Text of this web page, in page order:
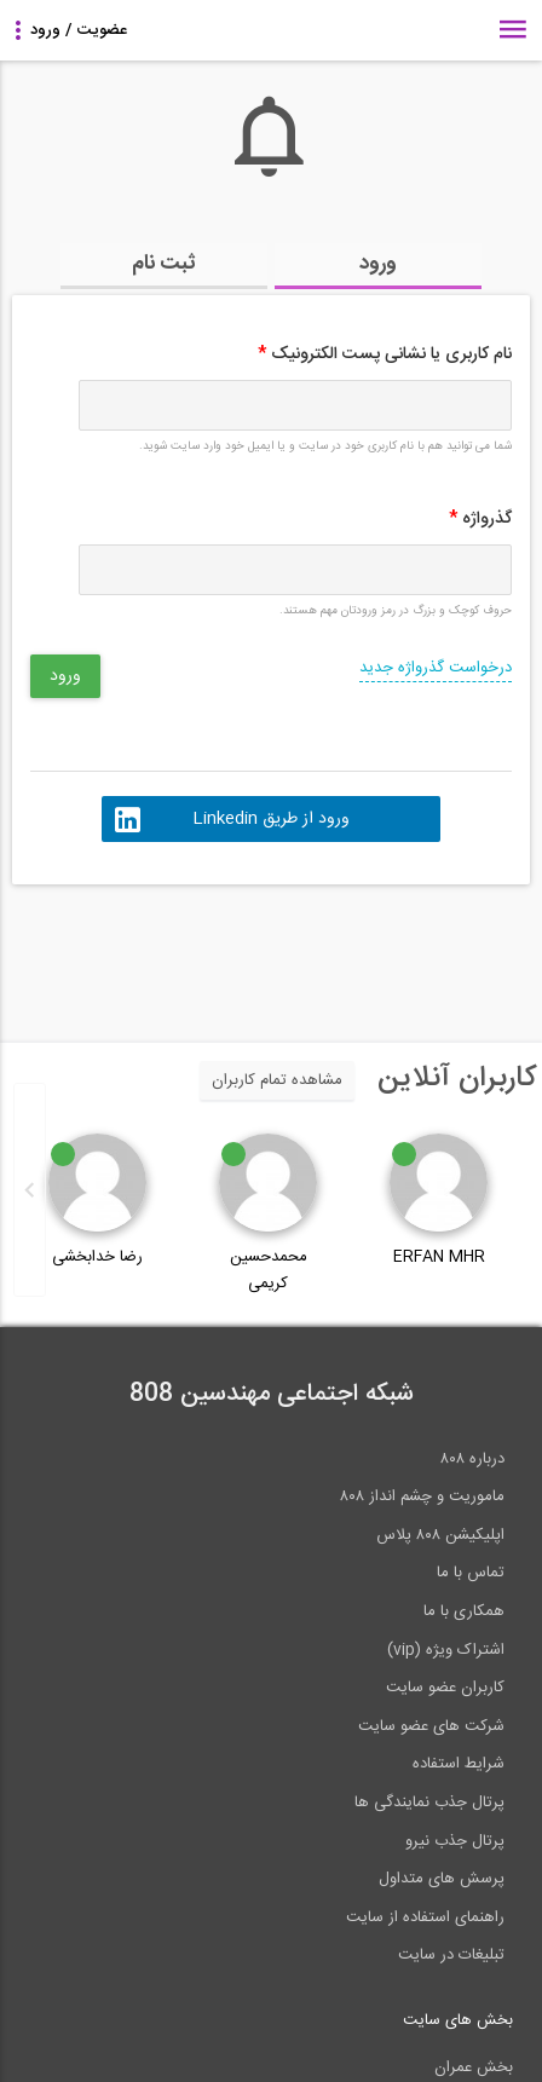
ورود ثبت نام
نام کاربری یا نشانی پست الکترونیک *
شما می توانید هم با نام کاربری خود در سایت و یا ایمیل خود وارد سایت شوید.
گذرواژه *
حروف کوچک و بزرگ در رمز ورودتان مهم هستند.
درخواست گذرواژه جدید
ورود از طریق Linkedin
کاربران آنلاین مشاهده تمام کاربران
ERFAN MHR
محمدحسین
کریمی
رضا خدابخشی
شبکه اجتماعی مهندسین 808
درباره ۸۰۸
ماموریت و چشم انداز ۸۰۸
اپلیکیشن ۸۰۸ پلاس
تماس با ما
همکاری با ما
اشتراک ویژه (vip)
کاربران عضو سایت
شرکت های عضو سایت
شرایط استفاده
پرتال جذب نمایندگی ها
پرتال جذب نیرو
پرسش های متداول
راهنمای استفاده از سایت
تبلیغات در سایت
بخش های سایت
بخش عمران